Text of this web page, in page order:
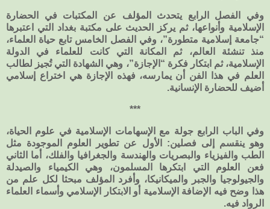
وفي الفصل الرابع يتحدث المؤلف عن المكتبات في الحضارة
الإسلامية وأنواعها، ثم يركز الحديث على مكتبة بغداد التي اعتبرها
“جامعة إسلامية متطورة”، وفي الفصل الخامس تابع حياة العلماء،
منذ تنشئة العالم، ثم المكانة التي كانت للعلماء في الدولة
الإسلامية، ثم ابتكار فكرة “الإجازة”، وهي الشهادة التي تُجيز لطالب
العلم في هذا الفن أن يمارسه، فهذه الإجازة هي اختراع إسلامي
أضيف للحضارة الإنسانية.
***
وفي الباب الرابع جولة مع الإسهامات الإسلامية في علوم الحياة،
وهو ينقسم إلى فصلين: الأول عن تطوير العلوم الموجودة مثل
الطب والفيزياء والبصريات والهندسة والجغرافيا والفلك، أما الثاني
فعن العلوم التي ابتكرها المسلمون، وهي الكيمياء والصيدلة
والجيولوجيا والجبر والميكانيكا، وأفرد المؤلف مبحثا لكل علم من
هذا وضح فيه الإضافة الإسلامية أو الابتكار الإسلامي وأسماء العلماء
الرواد فيه.